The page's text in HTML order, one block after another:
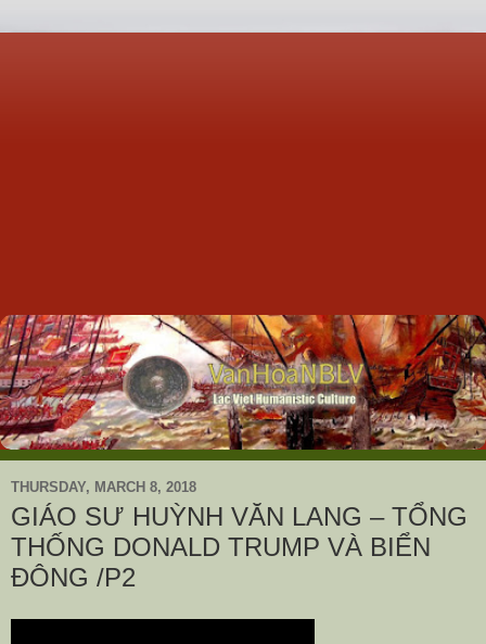
THURSDAY, MARCH 8, 2018
GIÁO SƯ HUỲNH VĂN LANG – TỔNG
THỐNG DONALD TRUMP VÀ BIỂN
ĐÔNG /P2